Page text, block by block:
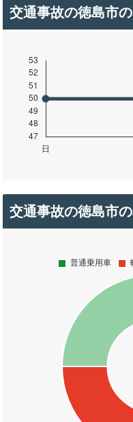
交通事故の徳島市
交通事故の徳島市